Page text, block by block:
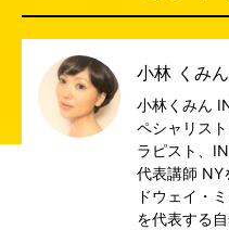
小林 くみん
小林くみん
ペシャリス
ラピスト、
代表講師 NY
ドウェイ・
を代表する